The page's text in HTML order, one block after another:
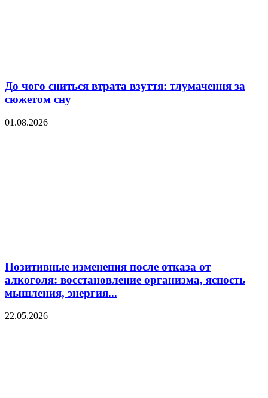
До чого сниться втрата взуття: тлумачення за
сюжетом сну
01.08.2026
Позитивные изменения после отказа от
алкоголя: восстановление организма, ясность
мышления, энергия...
22.05.2026